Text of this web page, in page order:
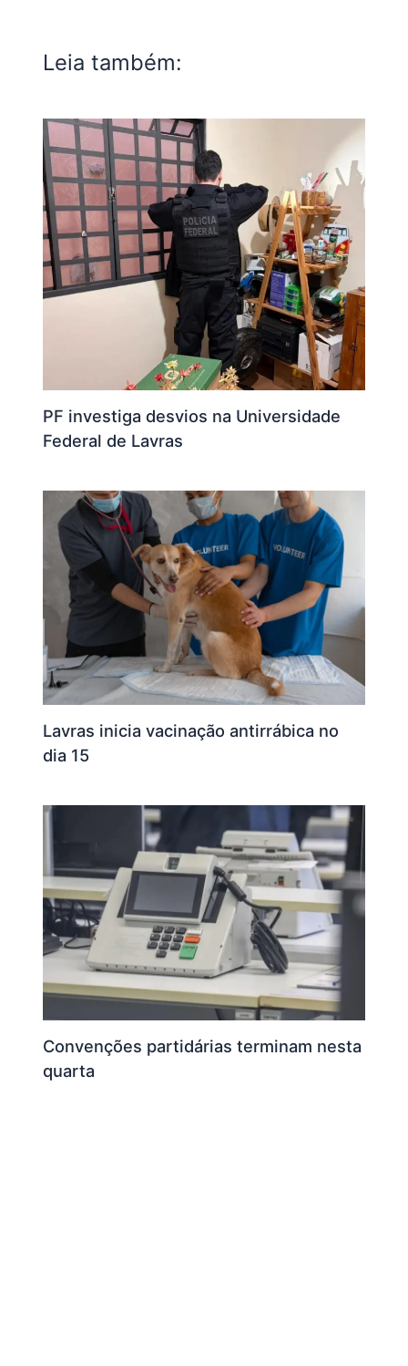
Leia também:
PF investiga desvios na Universidade
Federal de Lavras
Lavras inicia vacinação antirrábica no
dia 15
Convenções partidárias terminam nesta
quarta